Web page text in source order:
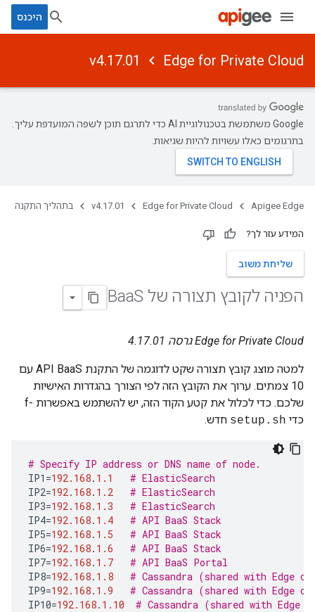
היכנס
Edge for Private Cloud
v4.17.01
‫Google משתמשת בטכנולוגיית AI כדי לתרגם תוכן לשפה המועדפת עליך.
בתרגומים כאלו עשויות להיות שגיאות.
Apigee Edge
Edge for Private Cloud
v4.17.01 בתהליך התקנה
המידע עזר לך?
שליחת משוב
הפניה לקובץ תצורה של Baa S
Edge for Private Cloud גרסה 4.17.01
למטה מוצג קובץ תצורה שקט לדוגמה של התקנת API BaaS עם
10 צמתים. ערוך את הקובץ הזה לפי הצורך בהגדרות האישיות
שלכם. כדי לכלול את קטע הקוד הזה, יש להשתמש באפשרות -f
כדי setup.sh חדש.
# Specify IP address or DNS name of node.
IP1 =192.168. 1.1
# ElasticSearch
IP2=192.168. 1.2
# ElasticSearch
IP3=192.168. 1.3
# ElasticSearch
IP4=192.168. 1.4
# API BaaS Stack
IP5=192.168. 1.5
# API BaaS Stack
IP6=192.168. 1.6
# API BaaS Stack
IP7=192.168. 1.7
# API BaaS Portal
IP8=192.168. 1.8
# Cassandra (shared with Edge
IP9=192.168. 1.9
# Cassandra (shared with Edge
IP10=192.168. 1.10 # Cassandra (shared with Edge